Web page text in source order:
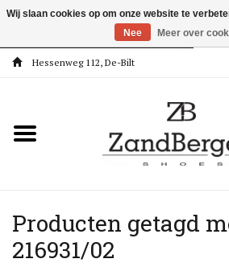
Hessenweg 112, De-Bilt
Kleding
Meisjes
Jongens
Producten getagd
216931/02
Wij slaan cookies op om onze website te
Nee
Meer over